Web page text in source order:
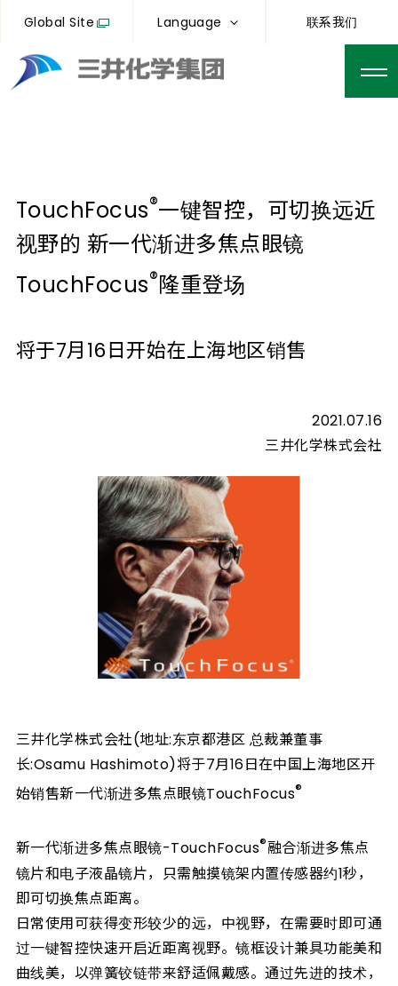
Global Site Language 联系我们
TouchFocus®一键智控，可切换远近
视野的 新一代渐进多焦点眼镜
TouchFocus®隆重登场
将于7月16日开始在上海地区销售
2021.07.16
三井化学株式会社
三井化学株式会社(地址:东京都港区 总裁兼董事
长:Osamu Hashimoto)将于7月16日在中国上海地区开
始销售新一代渐进多焦点眼镜TouchFocus®
新一代渐进多焦点眼镜-TouchFocus®融合渐进多焦点
镜片和电子液晶镜片，只需触摸镜架内置传感器约1秒，
即可切换焦点距离。
日常使用可获得变形较少的远，中视野，在需要时即可通
过一键智控快速开启近距离视野。镜框设计兼具功能美和
曲线美，以弹簧铰链带来舒适佩戴感。通过先进的技术，